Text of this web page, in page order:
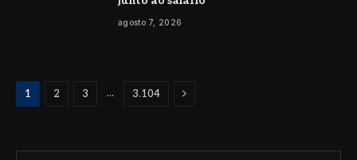
agosto 7, 2026
1 2 3 ... 3.104 Proximo